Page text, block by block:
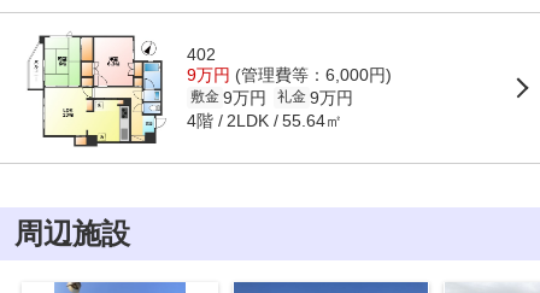
402
9万円 (管理費等：6,000円)
敷金 9万円 礼金 9万円
4階 2LDK 55.64㎡
周辺施設